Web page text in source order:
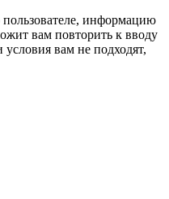
информацию
вам повторить к вводу
вам не подходят,